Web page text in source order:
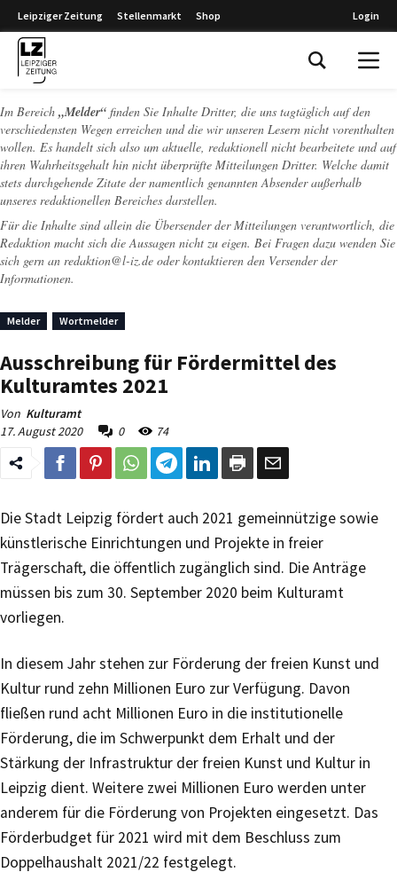
Leipziger Zeitung Stellenmarkt Shop Login
Im Bereich „Melder“ finden Sie Inhalte Dritter, die uns tagtäglich auf den
verschiedensten Wegen erreichen und die wir unseren Lesern nicht vorenthalten
wollen. Es handelt sich also um aktuelle, redaktionell nicht bearbeitete und auf
ihren Wahrheitsgehalt hin nicht überprüfte Mitteilungen Dritter. Welche damit
stets durchgehende Zitate der namentlich genannten Absender außerhalb
unseres redaktionellen Bereiches darstellen.
Für die Inhalte sind allein die Übersender der Mitteilungen verantwortlich, die
Redaktion macht sich die Aussagen nicht zu eigen. Bei Fragen dazu wenden Sie
sich gern an redaktion@l-iz.de oder kontaktieren den Versender der
Informationen.
Melder Wortmelder
Ausschreibung für Fördermittel des
Kulturamtes 2021
Von Kulturamt
17. August 2020
0 74
Die Stadt Leipzig fördert auch 2021 gemeinnützige sowie
künstlerische Einrichtungen und Projekte in freier
Trägerschaft, die öffentlich zugänglich sind. Die Anträge
müssen bis zum 30. September 2020 beim Kulturamt
vorliegen.
In diesem Jahr stehen zur Förderung der freien Kunst und
Kultur rund zehn Millionen Euro zur Verfügung. Davon
fließen rund acht Millionen Euro in die institutionelle
Förderung, die im Schwerpunkt dem Erhalt und der
Stärkung der Infrastruktur der freien Kunst und Kultur in
Leipzig dient. Weitere zwei Millionen Euro werden unter
anderem für die Förderung von Projekten eingesetzt. Das
Förderbudget für 2021 wird mit dem Beschluss zum
Doppelhaushalt 2021/22 festgelegt.